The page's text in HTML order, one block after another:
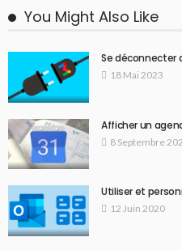
You Might Also Like
Se déconnecter
18 Mai 2023
Afficher un
8 Septembre
Utiliser et
12 Juin 2020